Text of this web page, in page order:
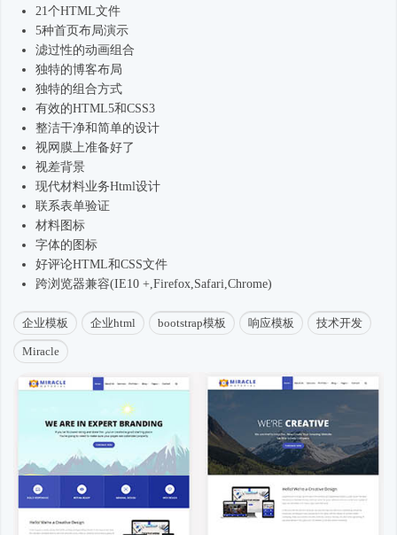
21个HTML文件
5种首页布局演示
滤过性的动画组合
独特的博客布局
独特的组合方式
有效的HTML5和CSS3
整洁干净和简单的设计
视网膜上准备好了
视差背景
现代材料业务Html设计
联系表单验证
材料图标
字体的图标
好评论HTML和CSS文件
跨浏览器兼容(IE10 +,Firefox,Safari,Chrome)
企业模板 企业html bootstrap模板 响应模板 技术开发
Miracle